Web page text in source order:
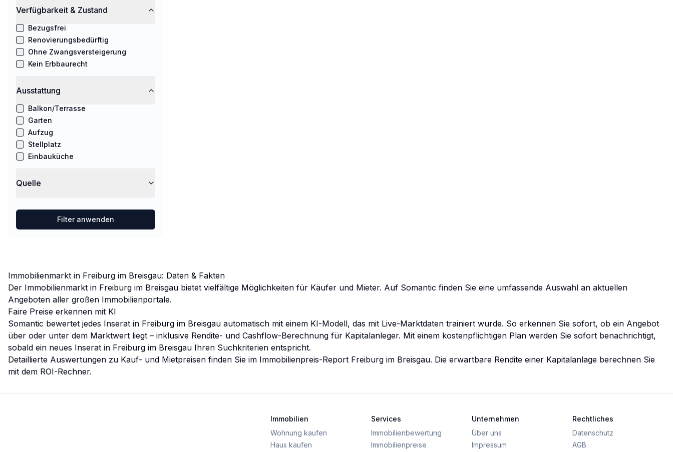
Verfügbarkeit & Zustand
Bezugsfrei
Renovierungsbedürftig
Ohne Zwangsversteigerung
Kein Erbbaurecht
Ausstattung
Balkon/Terrasse
Garten
Aufzug
Stellplatz
Einbauküche
Quelle
Filter anwenden
Immobilienmarkt in Freiburg im Breisgau: Daten & Fakten
Der Immobilienmarkt in Freiburg im Breisgau bietet vielfältige Möglichkeiten für Käufer und Mieter. Auf Somantic finden Sie eine umfassende Auswahl an aktuellen
Angeboten aller großen Immobilienportale.
Faire Preise erkennen mit KI
Somantic bewertet jedes Inserat in Freiburg im Breisgau automatisch mit einem KI-Modell, das mit Live-Marktdaten trainiert wurde. So erkennen Sie sofort, ob ein Angebot
über oder unter dem Marktwert liegt – inklusive Rendite- und Cashflow-Berechnung für Kapitalanleger. Mit einem kostenpflichtigen Plan werden Sie sofort benachrichtigt,
sobald ein neues Inserat in Freiburg im Breisgau Ihren Suchkriterien entspricht.
Detaillierte Auswertungen zu Kauf- und Mietpreisen finden Sie im Immobilienpreis-Report Freiburg im Breisgau. Die erwartbare Rendite einer Kapitalanlage berechnen Sie
mit dem ROI-Rechner.
Immobilien
Wohnung kaufen
Haus kaufen
Services
Immobilienbewertung
Immobilienpreise
Unternehmen
Über uns
Impressum
Rechtliches
Datenschutz
AGB